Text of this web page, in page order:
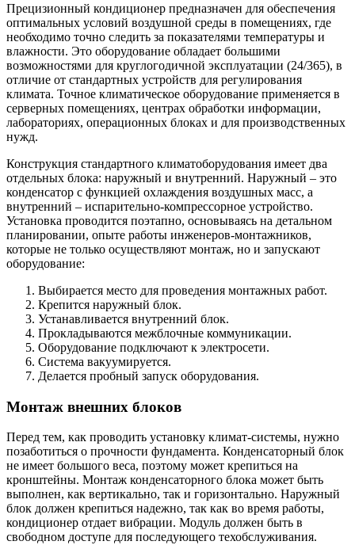
Прецизионный кондиционер предназначен для обеспечения
оптимальных условий воздушной среды в помещениях, где
необходимо точно следить за показателями температуры и
влажности. Это оборудование обладает большими
возможностями для круглогодичной эксплуатации (24/365), в
отличие от стандартных устройств для регулирования
климата. Точное климатическое оборудование применяется в
серверных помещениях, центрах обработки информации,
лабораториях, операционных блоках и для производственных
нужд.
Конструкция стандартного климатоборудования имеет два
отдельных блока: наружный и внутренний. Наружный – это
конденсатор с функцией охлаждения воздушных масс, а
внутренний – испарительно-компрессорное устройство.
Установка проводится поэтапно, основываясь на детальном
планировании, опыте работы инженеров-монтажников,
которые не только осуществляют монтаж, но и запускают
оборудование:
Выбирается место для проведения монтажных работ.
Крепится наружный блок.
Устанавливается внутренний блок.
Прокладываются межблочные коммуникации.
Оборудование подключают к электросети.
Система вакуумируется.
Делается пробный запуск оборудования.
Монтаж внешних блоков
Перед тем, как проводить установку климат-системы, нужно
позаботиться о прочности фундамента. Конденсаторный блок
не имеет большого веса, поэтому может крепиться на
кронштейны. Монтаж конденсаторного блока может быть
выполнен, как вертикально, так и горизонтально. Наружный
блок должен крепиться надежно, так как во время работы,
кондиционер отдает вибрации. Модуль должен быть в
свободном доступе для последующего техобслуживания.